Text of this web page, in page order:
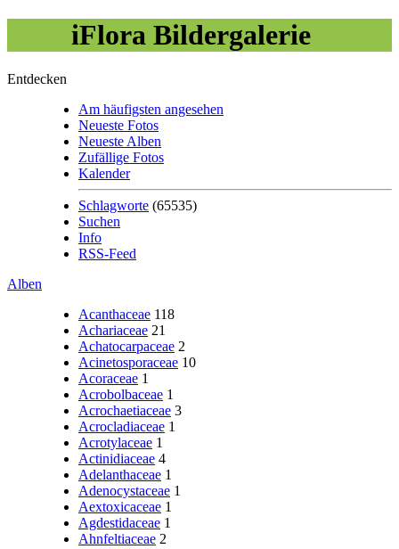
iFlora Bildergalerie
Entdecken
Am häufigsten angesehen
Neueste Fotos
Neueste Alben
Zufällige Fotos
Kalender
Schlagworte (65535)
Suchen
Info
RSS-Feed
Alben
Acanthaceae 118
Achariaceae 21
Achatocarpaceae 2
Acinetosporaceae 10
Acoraceae 1
Acrobolbaceae 1
Acrochaetiaceae 3
Acrocladiaceae 1
Acrotylaceae 1
Actinidiaceae 4
Adelanthaceae 1
Adenocystaceae 1
Aextoxicaceae 1
Agdestidaceae 1
Ahnfeltiaceae 2